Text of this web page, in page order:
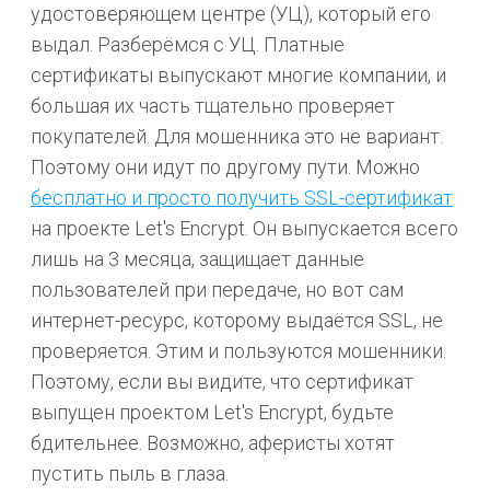
удостоверяющем центре (УЦ), который его
выдал. Разберёмся с УЦ. Платные
сертификаты выпускают многие компании, и
большая их часть тщательно проверяет
покупателей. Для мошенника это не вариант.
Поэтому они идут по другому пути. Можно
бесплатно и просто получить SSL-сертификат
на проекте Let's Encrypt. Он выпускается всего
лишь на 3 месяца, защищает данные
пользователей при передаче, но вот сам
интернет-ресурс, которому выдаётся SSL, не
проверяется. Этим и пользуются мошенники.
Поэтому, если вы видите, что сертификат
выпущен проектом Let's Encrypt, будьте
бдительнее. Возможно, аферисты хотят
пустить пыль в глаза.